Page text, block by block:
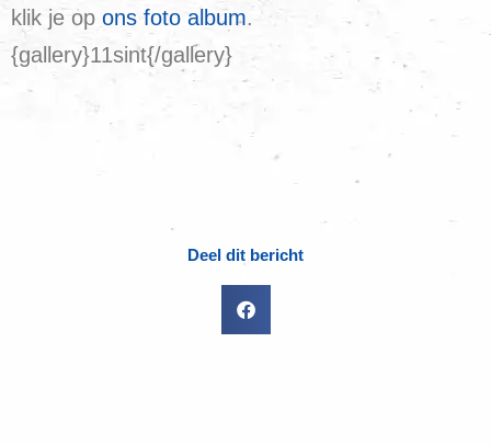
klik je op ons foto album.
{gallery}11sint{/gallery}
Deel dit bericht